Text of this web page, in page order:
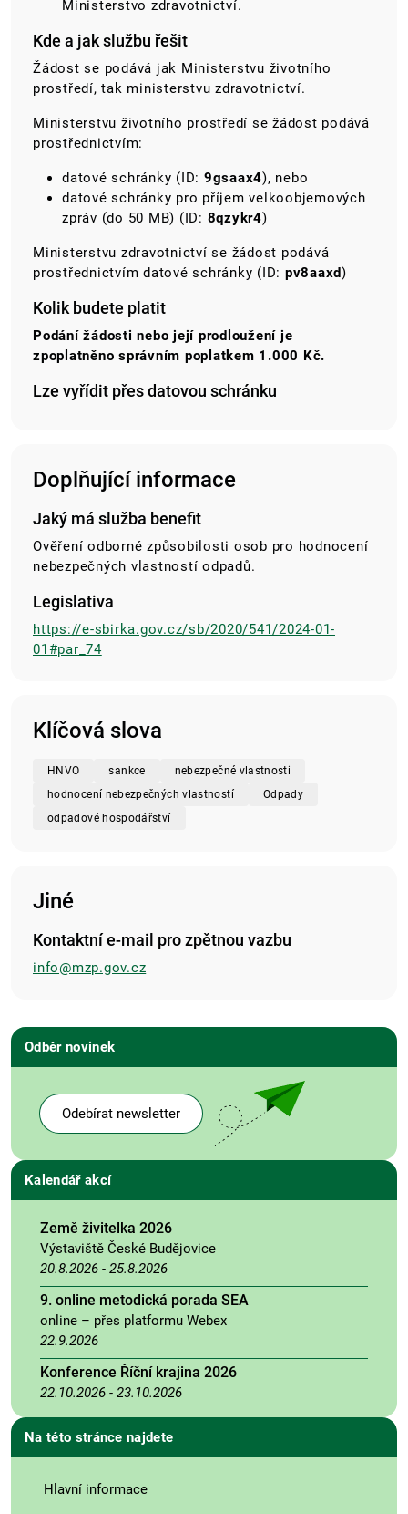
Ministerstvo zdravotnictví.
Kde a jak službu řešit
Žádost se podává jak Ministerstvu životního
prostředí, tak ministerstvu zdravotnictví.
Ministerstvu životního prostředí se žádost podává
prostřednictvím:
datové schránky (ID: 9gsaax4), nebo
datové schránky pro příjem velkoobjemových
zpráv (do 50 MB) (ID: 8qzykr4)
Ministerstvu zdravotnictví se žádost podává
prostřednictvím datové schránky (ID: pv8aaxd)
Kolik budete platit
Podání žádosti nebo její prodloužení je
zpoplatněno správním poplatkem 1.000 Kč.
Lze vyřídit přes datovou schránku
Doplňující informace
Jaký má služba benefit
Ověření odborné způsobilosti osob pro hodnocení
nebezpečných vlastností odpadů.
Legislativa
https://e-sbirka.gov.cz/sb/2020/541/2024-01-
01#par_74
Klíčová slova
HNVO sankce
nebezpečné vlastnosti
hodnocení nebezpečných vlastností
Odpady
odpadové hospodářství
Jiné
Kontaktní e-mail pro zpětnou vazbu
info@mzp.gov.cz
Odběr novinek
Odebírat newsletter
Kalendář akcí
Země živitelka 2026
Výstaviště České Budějovice
20.8.2026 - 25.8.2026
9. online metodická porada SEA
online – přes platformu Webex
22.9.2026
Konference Říční krajina 2026
22.10.2026 - 23.10.2026
Na této stránce najdete
Hlavní informace